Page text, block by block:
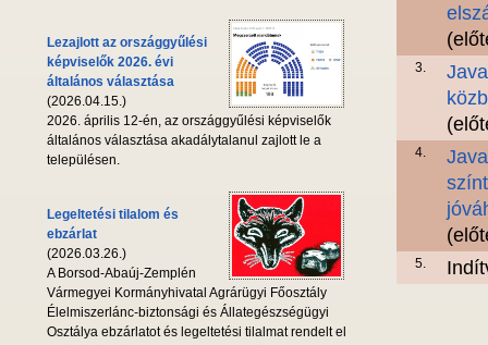
Lezajlott az országgyűlési
képviselők 2026. évi
általános választása
(2026.04.15.)
2026. április 12-én, az országgyűlési képviselők
általános választása akadálytalanul zajlott le a
településen.
Legeltetési tilalom és
ebzárlat
(2026.03.26.)
A Borsod-Abaúj-Zemplén
Vármegyei Kormányhivatal Agrárügyi Főosztály
Élelmiszerlánc-biztonsági és Állategészségügyi
Osztálya ebzárlatot és legeltetési tilalmat rendelt el
3.
4.
5.